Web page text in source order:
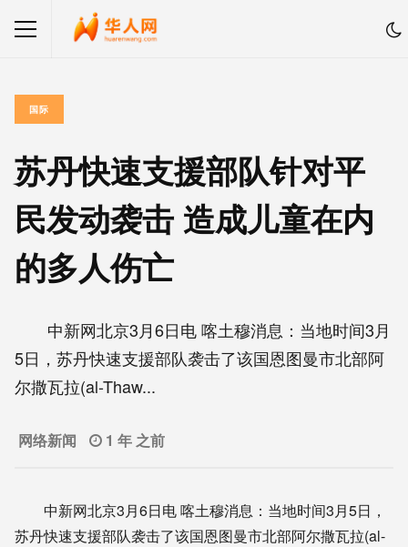
国际
苏丹快速支援部队针对平
民发动袭击 造成儿童在内
的多人伤亡
中新网北京3月6日电 喀土穆消息：当地时间3月
5日，苏丹快速支援部队袭击了该国恩图曼市北部阿
尔撒瓦拉(al-Thaw...
网络新闻 1 年 之前
中新网北京3月6日电 喀土穆消息：当地时间3月5日，
苏丹快速支援部队袭击了该国恩图曼市北部阿尔撒瓦拉(al-